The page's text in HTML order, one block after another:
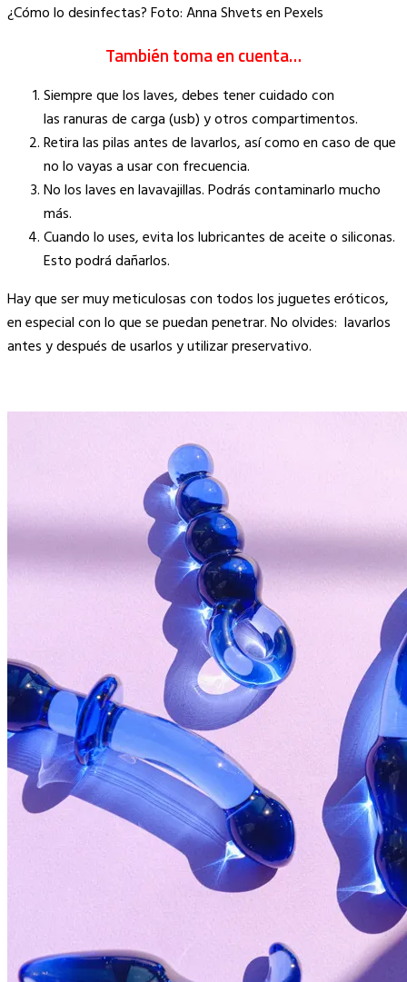
¿Cómo lo desinfectas? Foto: Anna Shvets en Pexels
También toma en cuenta…
Siempre que los laves, debes tener cuidado con
las ranuras de carga (usb) y otros compartimentos.
Retira las pilas antes de lavarlos, así como en caso de que
no lo vayas a usar con frecuencia.
No los laves en lavavajillas. Podrás contaminarlo mucho
más.
Cuando lo uses, evita los lubricantes de aceite o siliconas.
Esto podrá dañarlos.
Hay que ser muy meticulosas con todos los juguetes eróticos,
en especial con lo que se puedan penetrar. No olvides: lavarlos
antes y después de usarlos y utilizar preservativo.